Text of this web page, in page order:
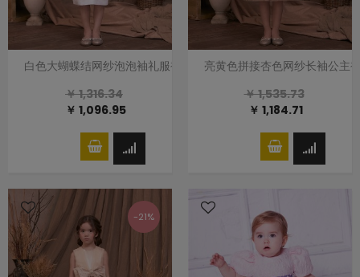
白色大蝴蝶结网纱泡泡袖礼服裙连衣裙
￥ 1,316.34
￥ 1,096.95
亮黄色拼接杏色网纱长袖公主
￥ 1,535.73
￥ 1,184.71
-21%